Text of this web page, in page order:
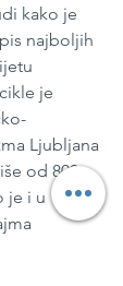
kako je
najboljih
je
Ljubljana
od 800
je i u